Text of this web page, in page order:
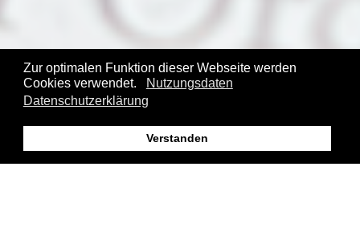
Zur optimalen Funktion dieser Webseite werden
Cookies verwendet.
Nutzungsdaten
Datenschutzerklärung
Verstanden